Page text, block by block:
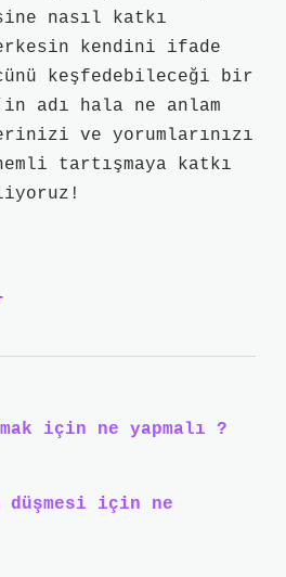
nasıl katkı
kendini ifade
keşfedebileceği bir
adı hala ne anlam
ve yorumlarınızı
tartışmaya katkı
için ne yapmalı ?
düşmesi için ne